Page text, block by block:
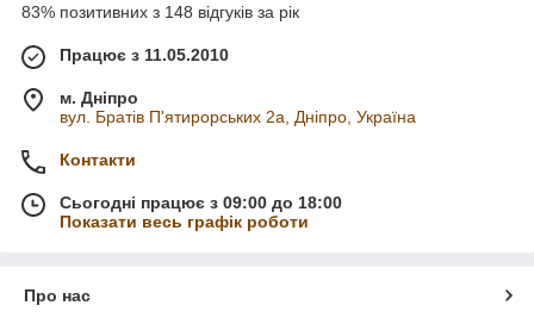
83% позитивних з 148 відгуків за рік
Працює з 11.05.2010
м. Дніпро
вул. Братів П'ятирорських 2а, Дніпро, Україна
Контакти
Сьогодні працює з 09:00 до 18:00
Показати весь графік роботи
Про нас